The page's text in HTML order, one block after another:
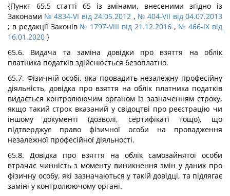
{Пункт 65.5 статті 65 із змінами, внесеними згідно із
Законами № 4834-VI від 24.05.2012 , № 404-VII від 04.07.2013
; в редакції Законів № 1797-VIII від 21.12.2016, № 466-IX від
16.01.2020 }
65.6. Видача та заміна довідки про взяття на облік
платника податків здійснюється безоплатно.
65.7. Фізичній особі, яка провадить незалежну професійну
діяльність, довідка про взяття на облік платника податків
видається контролюючим органом із зазначенням строку,
якщо такий строк вказаний у свідоцтві про реєстрацію чи
іншому документі (дозволі, сертифікаті тощо), що
підтверджує право фізичної особи на провадження
незалежної професійної діяльності.
65.8. Довідка про взяття на облік самозайнятої особи
втрачає чинність з моменту виникнення змін у даних про
фізичну особу, які зазначаються у такій довідці, та підлягає
заміні у контролюючому органі.